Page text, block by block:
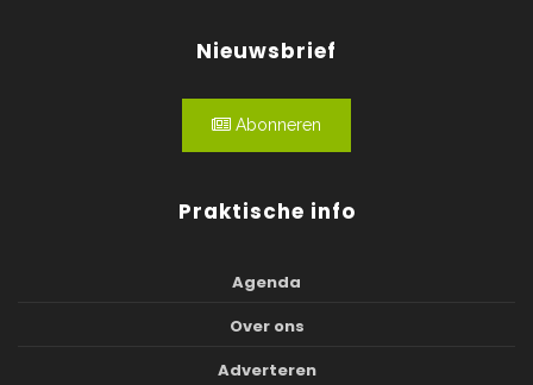
Nieuwsbrief
Abonneren
Praktische info
Agenda
Over ons
Adverteren